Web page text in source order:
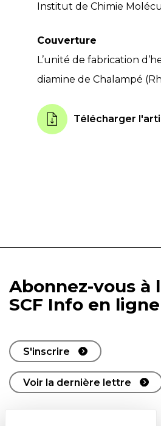
Institut de Chimie
Couverture
L’unité de fabrication
diamine de Chalampé
Télécharger
Abonnez-vous à
SCF Info en ligne
S'inscrire
Voir la dernière lettre